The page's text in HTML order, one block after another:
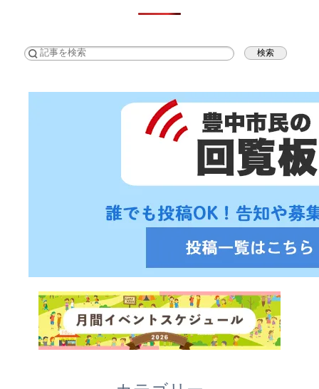
検索